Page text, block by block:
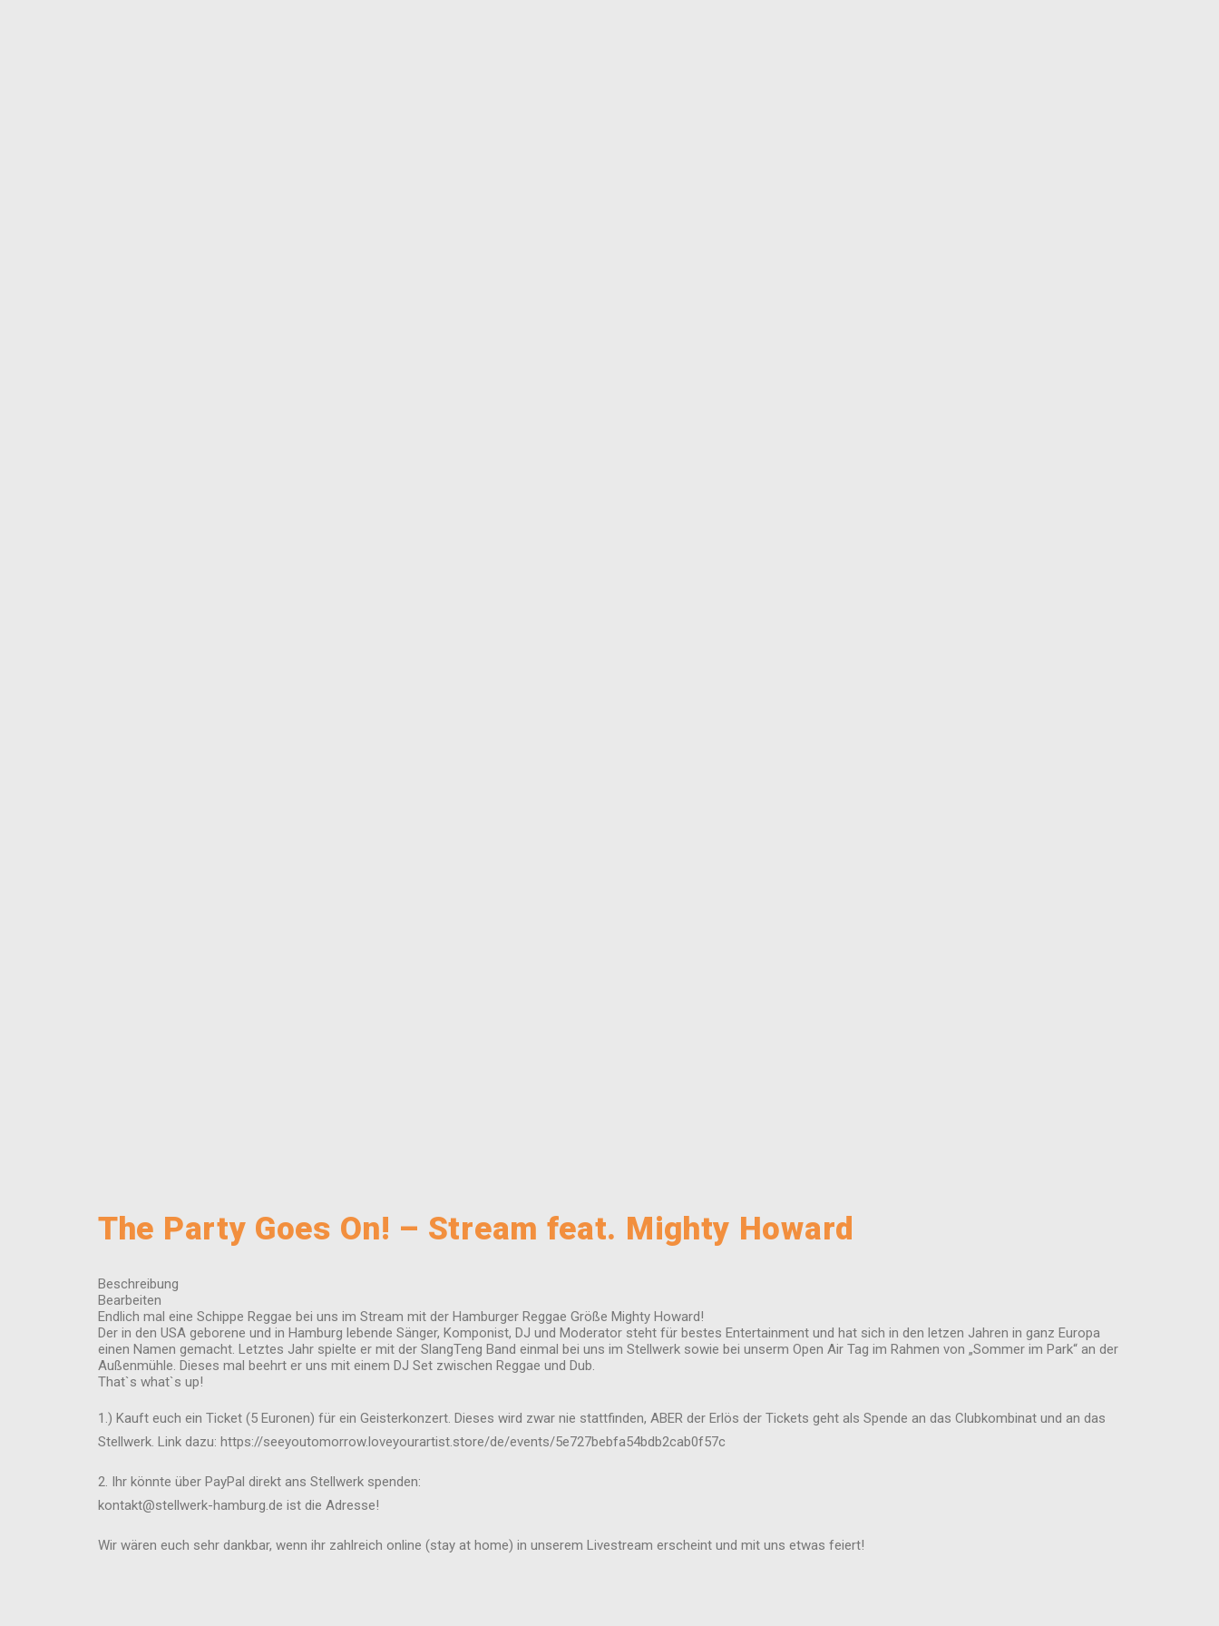
The Party Goes On! – Stream feat. Mighty Howard
Beschreibung
Bearbeiten
Endlich mal eine Schippe Reggae bei uns im Stream mit der Hamburger Reggae Größe Mighty Howard!
Der in den USA geborene und in Hamburg lebende Sänger, Komponist, DJ und Moderator steht für bestes Entertainment und hat sich in den letzen Jahren in ganz Europa
einen Namen gemacht. Letztes Jahr spielte er mit der SlangTeng Band einmal bei uns im Stellwerk sowie bei unserm Open Air Tag im Rahmen von „Sommer im Park“ an der
Außenmühle. Dieses mal beehrt er uns mit einem DJ Set zwischen Reggae und Dub.
That`s what`s up!
1.) Kauft euch ein Ticket (5 Euronen) für ein Geisterkonzert. Dieses wird zwar nie stattfinden, ABER der Erlös der Tickets geht als Spende an das Clubkombinat und an das
Stellwerk. Link dazu: https://seeyoutomorrow.loveyourartist.store/de/events/5e727bebfa54bdb2cab0f57c
2. Ihr könnte über PayPal direkt ans Stellwerk spenden:
kontakt@stellwerk-hamburg.de ist die Adresse!
Wir wären euch sehr dankbar, wenn ihr zahlreich online (stay at home) in unserem Livestream erscheint und mit uns etwas feiert!